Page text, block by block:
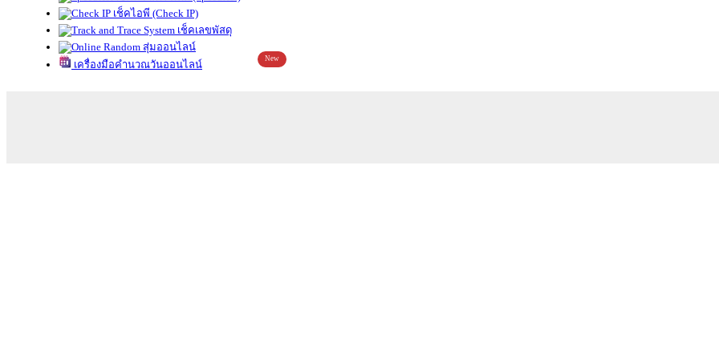
เช็คไอพี (Check IP)
เช็คเลขพัสดุ
สุ่มออนไลน์
เครื่องมือคำนวณวันออนไลน์
New